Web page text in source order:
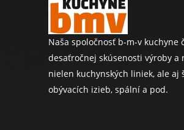
Naša spoločnosť b-m-v kuchyne
desaťročnej skúsenosti výroby a
nielen kuchynských liniek, ale aj
obývacích izieb, spální a pod.